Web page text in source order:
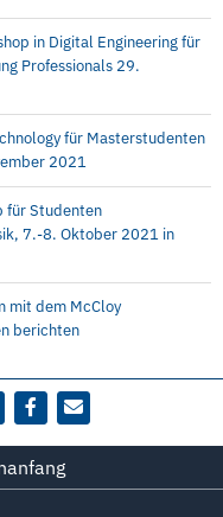
in Digital Engineering für
Professionals 29.
für Masterstudenten
2021
für Studenten
7.-8. Oktober 2021 in
mit dem McCloy
berichten